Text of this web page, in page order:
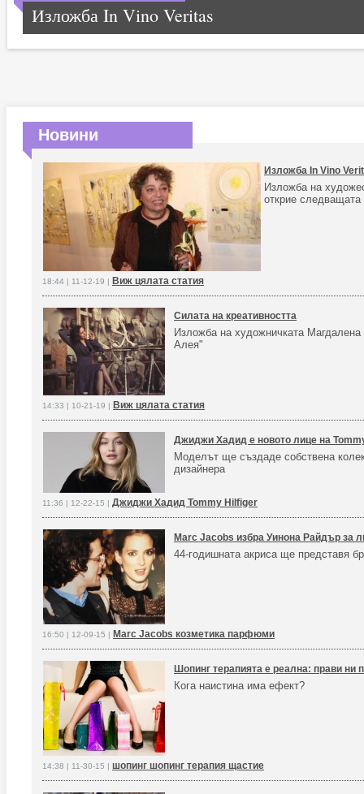
Изложба In Vino Veritas
Новини
Изложба In Vino
Изложба на
открие
18:44 | 11-12-19 | Виж цялата статия
Силата на креативността
Изложба на художничката
Алея"
14:33 | 10-21-19 | Виж цялата статия
Джиджи Хадид е новото лице на
Моделът ще създаде собствена
дизайнера
11:36 | 12-22-15 | Джиджи Хадид Tommy Hilfiger
Marc Jacobs избра Уинона Райдър за
44-годишната акриса ще представя
16:50 | 12-09-15 | Marc Jacobs козметика парфюми
Шопинг терапията е реална: прави ни
Кога наистина има ефект?
14:38 | 11-30-15 | шопинг шопинг терапия щастие